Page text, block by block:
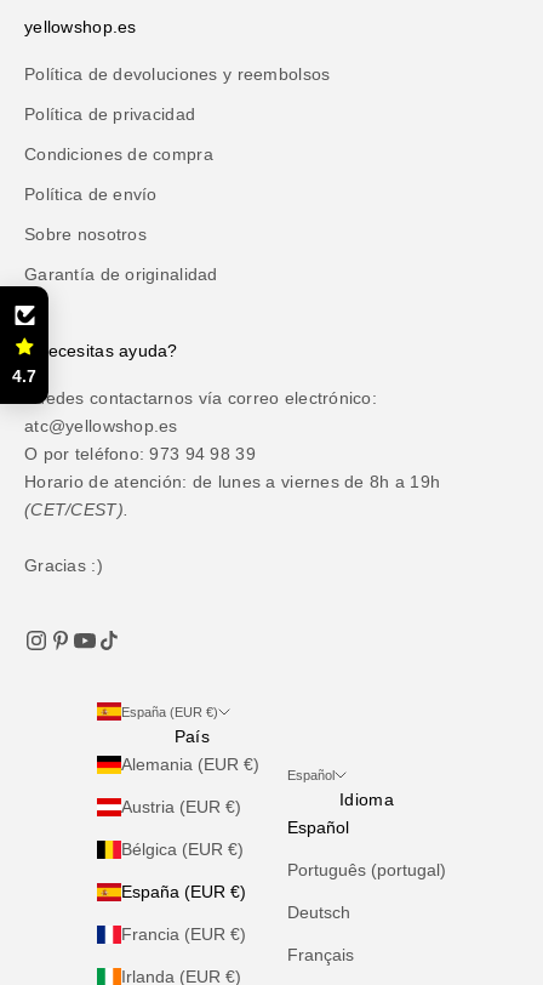
yellowshop.es
Política de devoluciones y reembolsos
Política de privacidad
Condiciones de compra
Política de envío
Sobre nosotros
Garantía de originalidad
¿Necesitas ayuda?
Puedes contactarnos vía correo electrónico:
atc@yellowshop.es
O por teléfono: 973 94 98 39
Horario de atención: de lunes a viernes de 8h a 19h
(CET/CEST).
Gracias :)
España (EUR €)
País
Alemania (EUR €)
Austria (EUR €)
Bélgica (EUR €)
España (EUR €)
Francia (EUR €)
Irlanda (EUR €)
Español
Idioma
Español
Português (portugal)
Deutsch
Français
4.7